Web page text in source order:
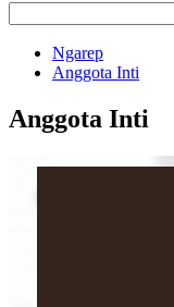
Ngarep
Anggota Inti
Anggota Inti